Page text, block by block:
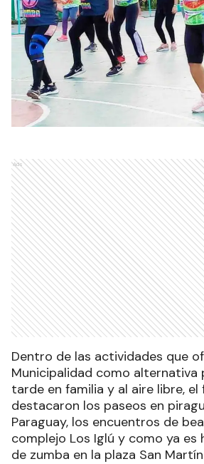
Ads
Dentro de las actividades que
Municipalidad como alternativa
tarde en familia y al aire libre, el
destacaron los paseos en
Paraguay, los encuentros de
complejo Los Iglú y como ya es
de zumba en la plaza San